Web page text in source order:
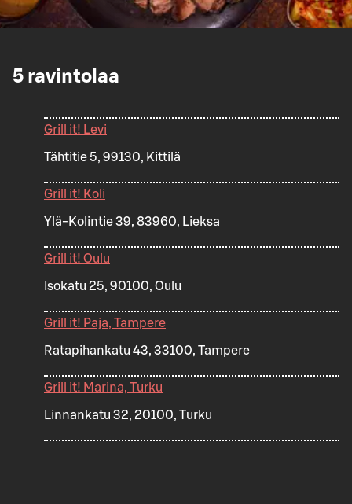
5 ravintolaa
Grill it! Levi
Tähtitie 5, 99130, Kittilä
Grill it! Koli
Ylä-Kolintie 39, 83960, Lieksa
Grill it! Oulu
Isokatu 25, 90100, Oulu
Grill it! Paja, Tampere
Ratapihankatu 43, 33100, Tampere
Grill it! Marina, Turku
Linnankatu 32, 20100, Turku